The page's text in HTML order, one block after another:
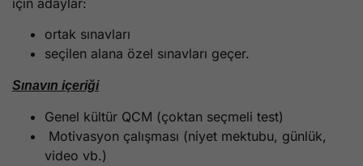
için adaylar:
ortak sınavları
seçilen alana özel sınavları geçer.
Sınavın içeriği
Genel kültür QCM (çoktan seçmeli test)
Motivasyon çalışması (niyet mektubu, günlük,
video vb.)